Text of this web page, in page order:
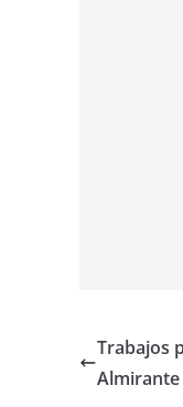
Trabajos